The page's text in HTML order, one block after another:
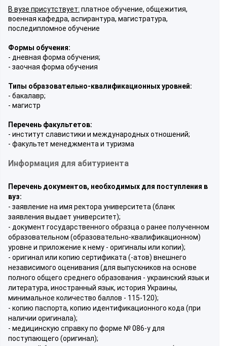
В вузе присутствует: платное обучение, общежития,
военная кафедра, аспирантура, магистратура,
последипломное обучение
Формы обучения:
- дневная форма обучения;
- заочная форма обучения
Типы образовательно-квалификационных уровней:
- бакалавр;
- магистр
Перечень факультетов:
- институт славистики и международных отношений;
- факультет менеджмента и туризма
Информация для абитуриента
Перечень документов, необходимых для поступления в
вуз:
- заявление на имя ректора университета (бланк
заявления выдает университет);
- документ государственного образца о ранее полученном
образовательном (образовательно-квалификационном)
уровне и приложение к нему - оригиналы или копии);
- оригинал или копию сертификата (-атов) внешнего
независимого оценивания (для выпускников на основе
полного общего среднего образования - украинский язык и
литература, иностранный язык, история Украины,
минимальное количество баллов - 115-120);
- копию паспорта, копию идентификационного кода (при
наличии оригинала);
- медицинскую справку по форме № 086-у для
поступающего (оригинал);